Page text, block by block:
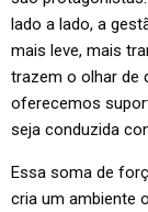
lado a lado, a
mais leve, mais
trazem o olhar de
oferecemos
seja conduzida
Essa soma de
cria um ambiente